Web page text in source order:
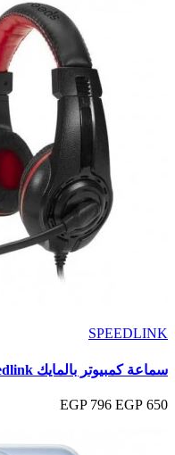
SPEEDLINK
سماعة كمبيوتر بالمايك legatos gaming speedlink
650 EGP
796 EGP